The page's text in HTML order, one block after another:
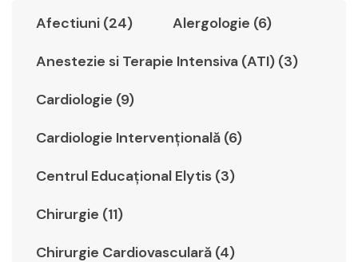
Afectiuni (24)
Alergologie (6)
Anestezie si Terapie Intensiva (ATI) (3)
Cardiologie (9)
Cardiologie Intervențională (6)
Centrul Educațional Elytis (3)
Chirurgie (11)
Chirurgie Cardiovasculară (4)